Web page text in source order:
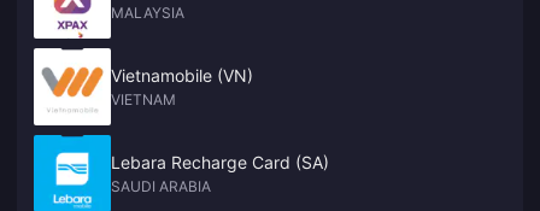
MALAYSIA
Vietnamobile (VN)
VIETNAM
Lebara Recharge Card (SA)
SAUDI ARABIA